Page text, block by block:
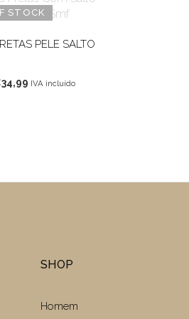
STOCK
PELE SALTO
34,99 O
IVA incluído
SHOP
Homem